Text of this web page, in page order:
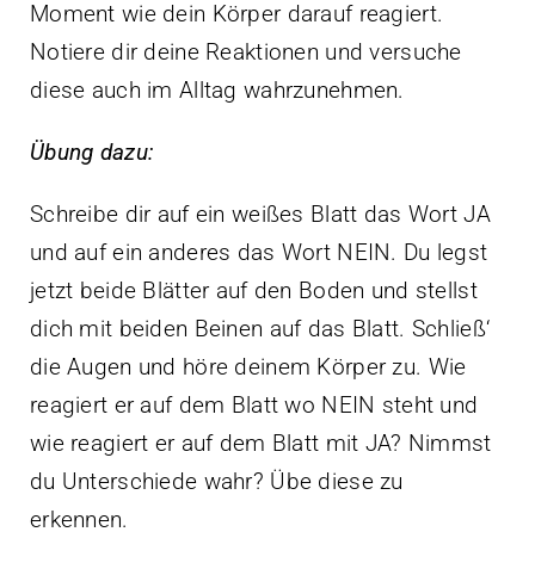
Moment wie dein Körper darauf reagiert.
Notiere dir deine Reaktionen und versuche
diese auch im Alltag wahrzunehmen.
Übung dazu:
Schreibe dir auf ein weißes Blatt das Wort JA
und auf ein anderes das Wort NEIN. Du legst
jetzt beide Blätter auf den Boden und stellst
dich mit beiden Beinen auf das Blatt. Schließ‘
die Augen und höre deinem Körper zu. Wie
reagiert er auf dem Blatt wo NEIN steht und
wie reagiert er auf dem Blatt mit JA? Nimmst
du Unterschiede wahr? Übe diese zu
erkennen.